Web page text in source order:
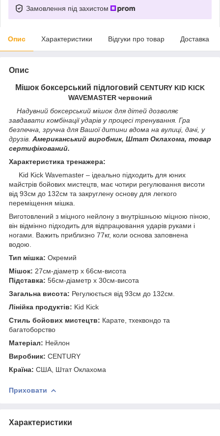
Замовлення під захистом
Опис Характеристики Відгуки про товар Доставка
Опис
Мішок боксерський підлоговий CENTURY KID KICK
WAVEMASTER червоний
Надувний боксерський мішок для дітей дозволяє
завдавати комбінації ударів у процесі тренування. Гра
безпечна, зручна для Вашої дитини вдома на вулиці, дачі, у
друзів. Американський виробник, Штат Оклахома, товар
сертифікований.
Характеристика тренажера:
Kid Kick Wavemaster – ідеально підходить для юних
майстрів бойових мистецтв, має чотири регулювання висоти
від 93см до 132см та закруглену основу для легкого
переміщення мішка.
Виготовлений з міцного нейлону з внутрішньою міцною піною,
він відмінно підходить для відпрацювання ударів руками і
ногами. Важить приблизно 77кг, коли основа заповнена
водою.
Тип мішка: Окремий
Мішок: 27см-діаметр х 66см-висота
Підставка: 56см-діаметр х 30см-висота
Загальна висота: Регулюється від 93см до 132см.
Лінійка продуктів: Kid Kick
Стиль бойових мистецтв: Карате, тхеквондо та
багатоборство
Матеріал: Нейлон
Виробник: CENTURY
Країна: США, Штат Оклахома
Приховати
Характеристики